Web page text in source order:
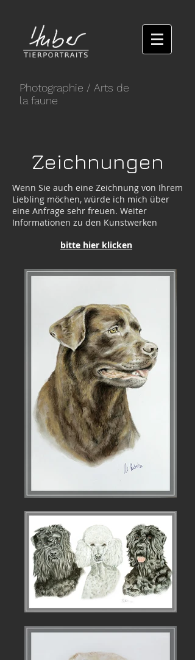
Photographie / Arts de
la faune
Zeichnungen
Wenn Sie auch eine Zeichnung von Ihrem
Liebling möchen, würde ich mich über
eine Anfrage sehr freuen. Weiter
Informationen zu den Kunstwerken
bitte hier klicken